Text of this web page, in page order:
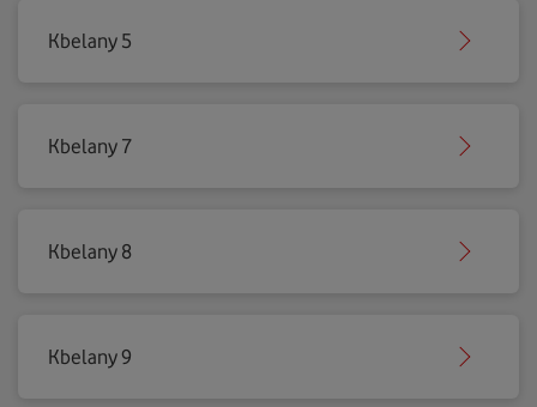
Kbelany 5
Kbelany 7
Kbelany 8
Kbelany 9